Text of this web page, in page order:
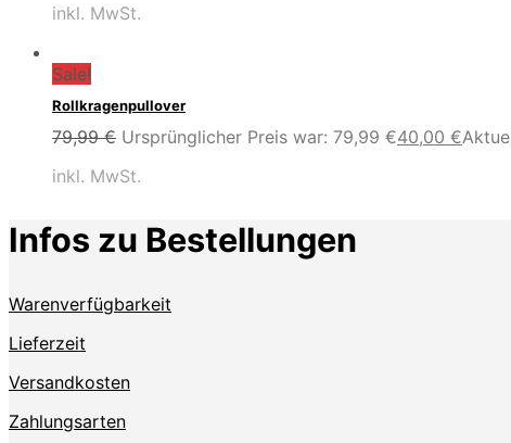
inkl. MwSt.
Sale!
Rollkragenpullover
79,99€ Ursprünglicher Preis war: 79,99 €40,00 €
inkl. MwSt.
Infos zu Bestellungen
Warenverfügbarkeit
Lieferzeit
Versandkosten
Zahlungsarten